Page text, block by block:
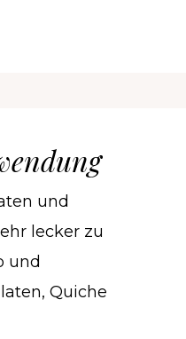
und
lecker zu
und
Quiche